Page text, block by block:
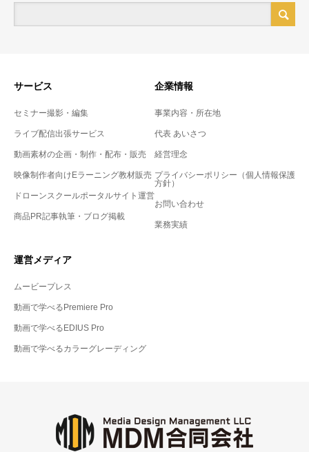
サービス
セミナー撮影・編集
ライブ配信出張サービス
動画素材の企画・制作・配布・販売
映像制作者向けEラーニング教材販売
ドローンスクールポータルサイト運営
商品PR記事執筆・ブログ掲載
企業情報
事業内容・所在地
代表 あいさつ
経営理念
プライバシーポリシー（個人情報保護
方針）
お問い合わせ
業務実績
運営メディア
ムービープレス
動画で学べるPremiere Pro
動画で学べるEDIUS Pro
動画で学べるカラーグレーディング